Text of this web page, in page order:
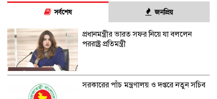
সর্বশেষ জনপ্রিয়
প্রধানমন্ত্রীর ভারত সফর নিয়ে যা বললেন
পররাষ্ট্র প্রতিমন্ত্রী
সরকারের পাঁচ মন্ত্রণালয় ও দপ্তরে নতুন সচিব